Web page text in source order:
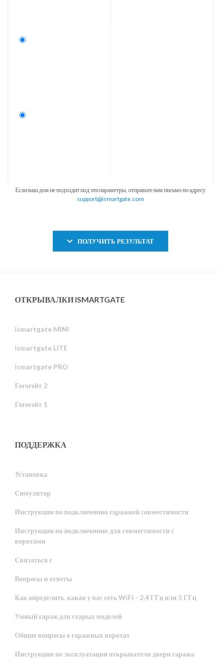
Если ваш дом не подходит под эти параметры, отправьте нам письмо по адресу
support@ismartgate.com
ПОЛУЧИТЬ РЕЗУЛЬТАТ
ОТКРЫВАЛКИ ISMARTGATE
ismartgate MINI
ismartgate LITE
ismartgate PRO
Гогогейт 2
Гогогейт 1
ПОДДЕРЖКА
Установка
Симулятор
Инструкции по подключению гаражной совместимости
Инструкции по подключению для совместимости с
воротами
Связаться с
Вопросы и ответы
Как определить, какая у вас сеть WiFi - 2,4 ГГц или 5 ГГц
Умный гараж для старых моделей
Общие вопросы о гаражных воротах
Инструкции по эксплуатации открывателя двери гаража